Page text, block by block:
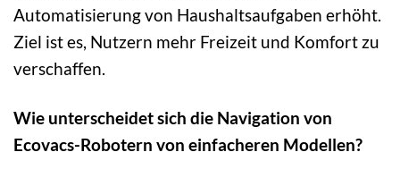
Automatisierung von Haushaltsaufgaben erhöht.
Ziel ist es, Nutzern mehr Freizeit und Komfort zu
verschaffen.
Wie unterscheidet sich die Navigation von
Ecovacs-Robotern von einfacheren Modellen?